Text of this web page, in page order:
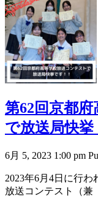
第62回京都
で放送局快挙
6月 5, 2023 1:00 pm
2023年6月4日に行
放送コンテスト（